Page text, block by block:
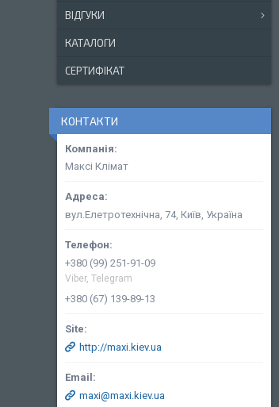
ВІДГУКИ
КАТАЛОГИ
СЕРТИФІКАТ
КОНТАКТИ
Максі Клімат
вул.Елетротехнічна, 74, Київ, Україна
+380 (99) 251-91-09
Viber, Telegram
+380 (67) 139-89-13
http://maxi.kiev.ua
maxi@maxi.kiev.ua